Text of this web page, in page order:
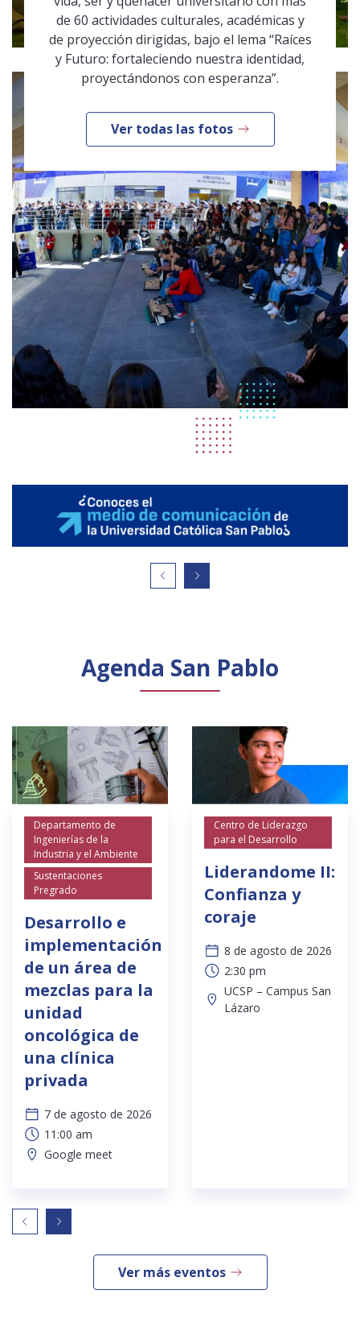
de 60 actividades culturales, académicas y
de proyección dirigidas, bajo el lema “Raíces
y Futuro: fortaleciendo nuestra identidad,
proyectándonos con esperanza”.
Ver todas las fotos
Agenda San Pablo
Departamento de
Ingenierías de la
Industria y el Ambiente
Sustentaciones
Pregrado
Desarrollo e
implementación
de un área de
mezclas para la
unidad
oncológica de
una clínica
privada
7 de agosto de 2026
11:00 am
Google meet
Centro de Liderazgo
para el Desarrollo
Liderandome II:
Confianza y
coraje
8 de agosto de 2026
2:30 pm
UCSP – Campus San
Lázaro
Ver más eventos